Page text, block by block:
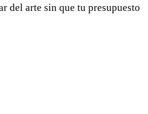
del arte sin que tu presupuesto